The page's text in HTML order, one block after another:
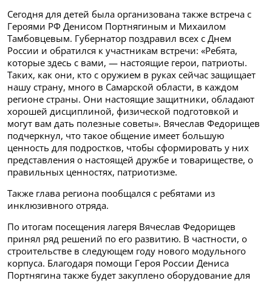
Сегодня для детей была организована также встреча с
Героями РФ Денисом Портнягиным и Михаилом
Тамбовцевым. Губернатор поздравил всех с Днем
России и обратился к участникам встречи: «Ребята,
которые здесь с вами, — настоящие герои, патриоты.
Таких, как они, кто с оружием в руках сейчас защищает
нашу страну, много в Самарской области, в каждом
регионе страны. Они настоящие защитники, обладают
хорошей дисциплиной, физической подготовкой и
могут вам дать полезные советы». Вячеслав Федорищев
подчеркнул, что такое общение имеет большую
ценность для подростков, чтобы сформировать у них
представления о настоящей дружбе и товариществе, о
правильных ценностях, патриотизме.
Также глава региона пообщался с ребятами из
инклюзивного отряда.
По итогам посещения лагеря Вячеслав Федорищев
принял ряд решений по его развитию. В частности, о
строительстве в следующем году нового модульного
корпуса. Благодаря помощи Героя России Дениса
Портнягина также будет закуплено оборудование для